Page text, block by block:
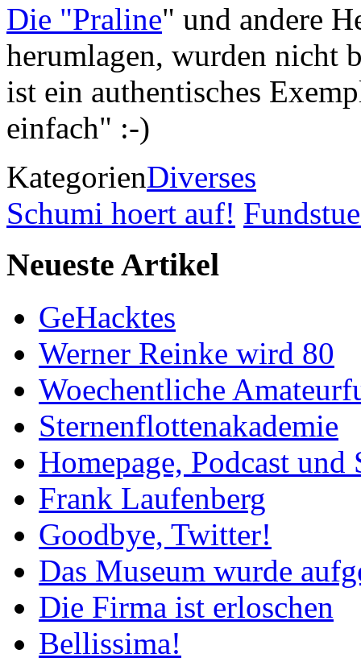
Die "Praline" und andere
herumlagen, wurden nicht
ist ein authentisches
einfach" :-)
KategorienDiverses
Schumi hoert auf!
Neueste Artikel
GeHacktes
Werner Reinke wird 80
Woechentliche
Sternenflottenakademie
Homepage, Podcast
Frank Laufenberg
Goodbye, Twitter!
Das Museum wurde
Die Firma ist erloschen
Bellissima!